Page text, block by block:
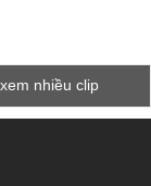
nhiều clip